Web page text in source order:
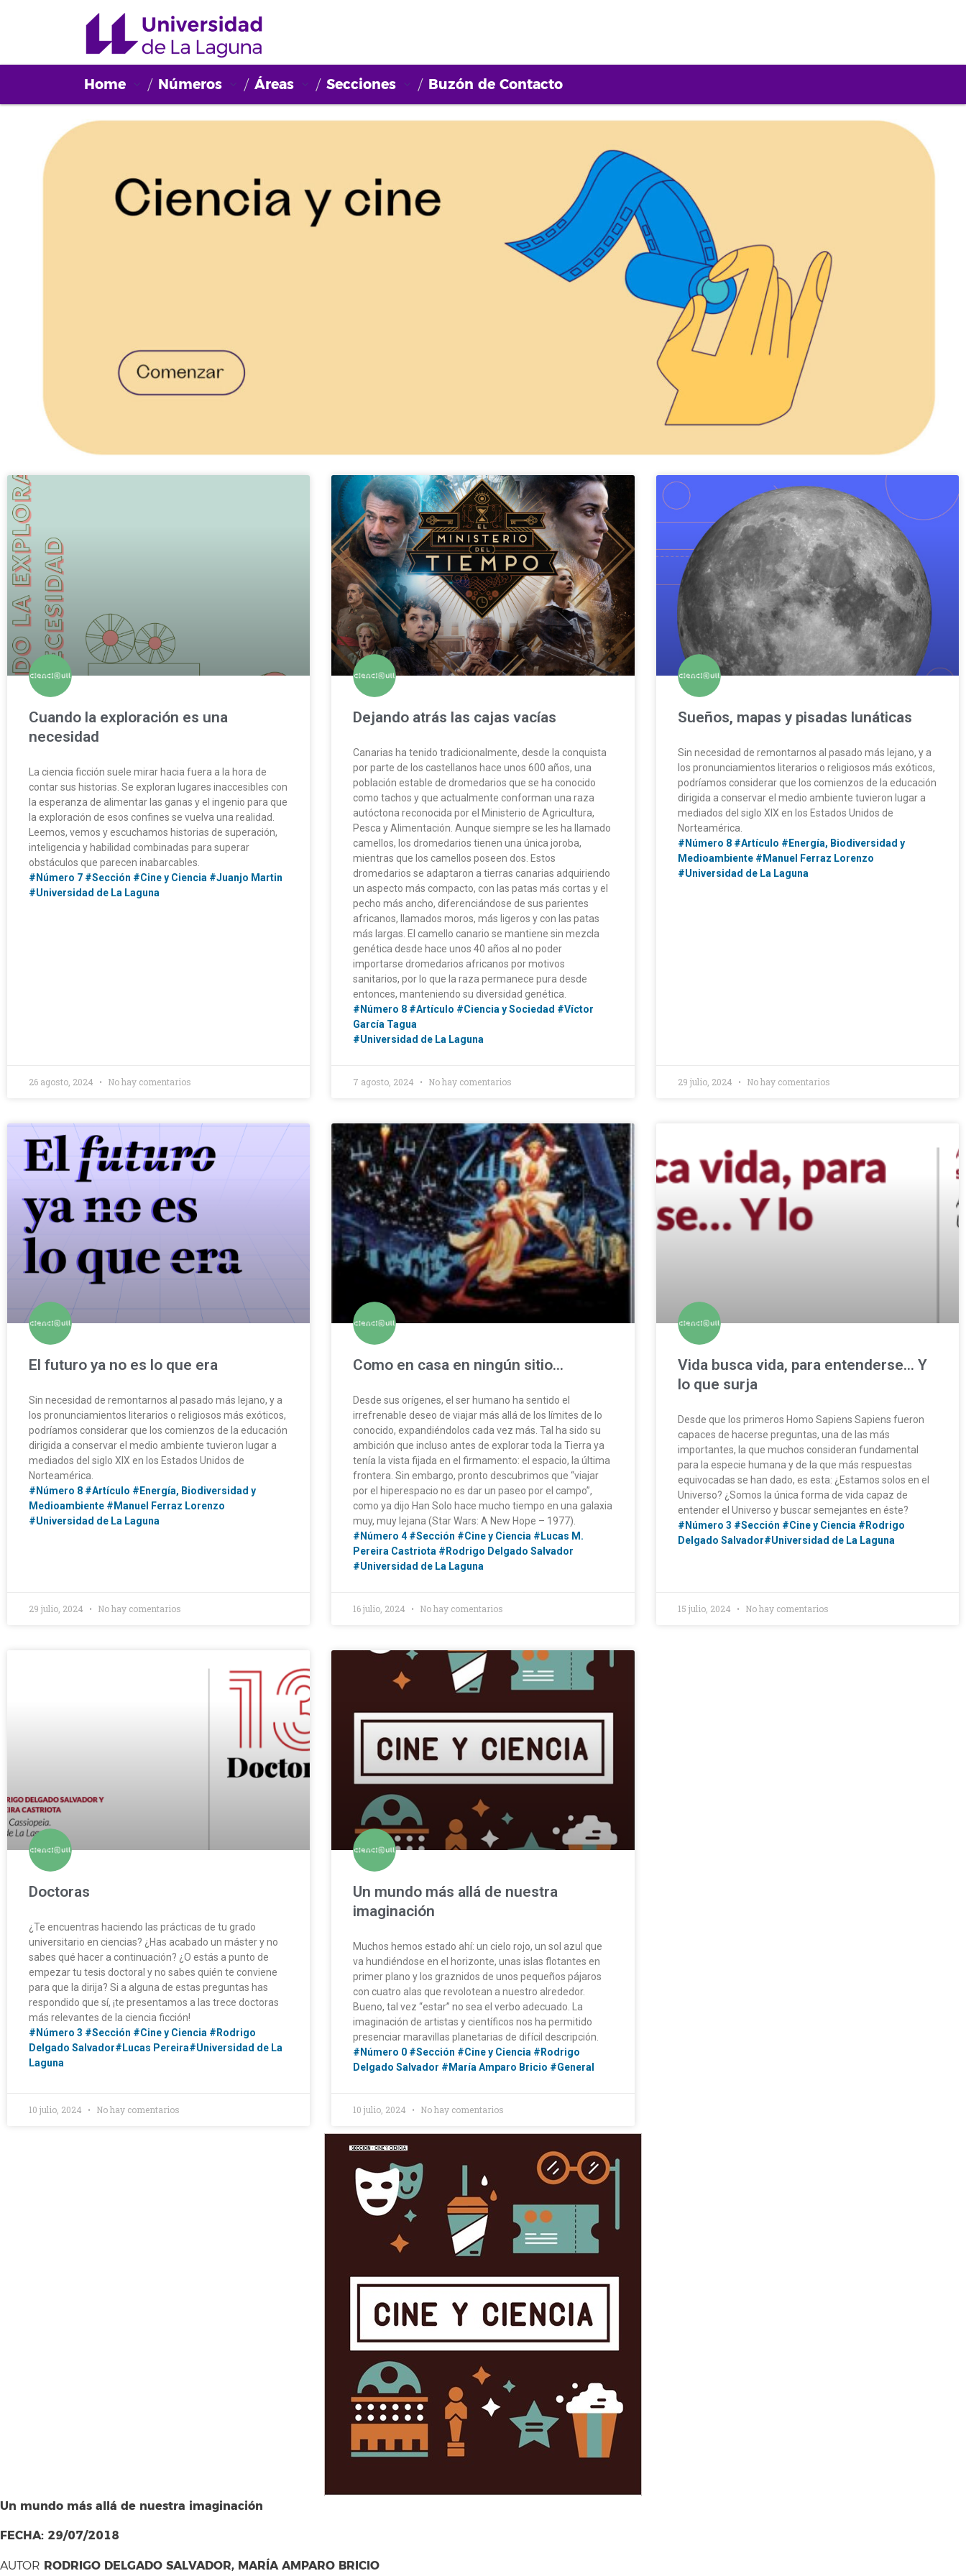
Home Números Áreas Secciones Buzón de Contacto
Cuando la exploración es una
necesidad
La ciencia ficción suele mirar hacia fuera a la hora de
contar sus historias. Se exploran lugares inaccesibles con
la esperanza de alimentar las ganas y el ingenio para que
la exploración de esos confines se vuelva una realidad.
Leemos, vemos y escuchamos historias de superación,
inteligencia y habilidad combinadas para superar
obstáculos que parecen inabarcables.
#Número 7 #Sección #Cine y Ciencia #Juanjo Martin
#Universidad de La Laguna
26 agosto, 2024 No hay comentarios
Dejando atrás las cajas vacías
Canarias ha tenido tradicionalmente, desde la conquista
por parte de los castellanos hace unos 600 años, una
población estable de dromedarios que se ha conocido
como tachos y que actualmente conforman una raza
autóctona reconocida por el Ministerio de Agricultura,
Pesca y Alimentación. Aunque siempre se les ha llamado
camellos, los dromedarios tienen una única joroba,
mientras que los camellos poseen dos. Estos
dromedarios se adaptaron a tierras canarias adquiriendo
un aspecto más compacto, con las patas más cortas y el
pecho más ancho, diferenciándose de sus parientes
africanos, llamados moros, más ligeros y con las patas
más largas. El camello canario se mantiene sin mezcla
genética desde hace unos 40 años al no poder
importarse dromedarios africanos por motivos
sanitarios, por lo que la raza permanece pura desde
entonces, manteniendo su diversidad genética.
#Número 8 #Artículo #Ciencia y Sociedad #Víctor
García Tagua
#Universidad de La Laguna
7 agosto, 2024 No hay comentarios
Sueños, mapas y pisadas lunáticas
Sin necesidad de remontarnos al pasado más lejano, y a
los pronunciamientos literarios o religiosos más exóticos,
podríamos considerar que los comienzos de la educación
dirigida a conservar el medio ambiente tuvieron lugar a
mediados del siglo XIX en los Estados Unidos de
Norteamérica.
#Número 8#Artículo #Energía, Biodiversidad y
Medioambiente #Manuel Ferraz Lorenzo
#Universidad de La Laguna
29 julio, 2024 No hay comentarios
El futuro ya no es lo que era
Sin necesidad de remontarnos al pasado más lejano, y a
los pronunciamientos literarios o religiosos más exóticos,
podríamos considerar que los comienzos de la educación
dirigida a conservar el medio ambiente tuvieron lugar a
mediados del siglo XIX en los Estados Unidos de
Norteamérica.
#Número 8 #Artículo #Energía, Biodiversidad y
Medioambiente #Manuel Ferraz Lorenzo
#Universidad de La Laguna
29 julio, 2024 No hay comentarios
Como en casa en ningún sitio…
Desde sus orígenes, el ser humano ha sentido el
irrefrenable deseo de viajar más allá de los límites de lo
conocido, expandiéndolos cada vez más. Tal ha sido su
ambición que incluso antes de explorar toda la Tierra ya
tenía la vista fijada en el firmamento: el espacio, la última
frontera. Sin embargo, pronto descubrimos que “viajar
por el hiperespacio no es dar un paseo por el campo”,
como ya dijo Han Solo hace mucho tiempo en una galaxia
muy, muy lejana (Star Wars: A New Hope – 1977).
#Número 4 #Sección #Cine y Ciencia #Lucas M.
Pereira Castriota #Rodrigo Delgado Salvador
#Universidad de La Laguna
16 julio, 2024 No hay comentarios
Vida busca vida, para entenderse… Y
lo que surja
Desde que los primeros Homo Sapiens Sapiens fueron
capaces de hacerse preguntas, una de las más
importantes, la que muchos consideran fundamental
para la especie humana y de la que más respuestas
equivocadas se han dado, es esta: ¿Estamos solos en el
Universo? ¿Somos la única forma de vida capaz de
entender el Universo y buscar semejantes en éste?
#Número 3 #Sección #Cine y Ciencia #Rodrigo
Delgado Salvador#Universidad de La Laguna
15 julio, 2024 No hay comentarios
Doctoras
¿Te encuentras haciendo las prácticas de tu grado
universitario en ciencias? ¿Has acabado un máster y no
sabes qué hacer a continuación? ¿O estás a punto de
empezar tu tesis doctoral y no sabes quién te conviene
para que la dirija? Si a alguna de estas preguntas has
respondido que sí, ¡te presentamos a las trece doctoras
más relevantes de la ciencia ficción!
#Número 3 #Sección #Cine y Ciencia #Rodrigo
Delgado Salvador#Lucas Pereira#Universidad de La
Laguna
10 julio, 2024 No hay comentarios
Un mundo más allá de nuestra
imaginación
Muchos hemos estado ahí: un cielo rojo, un sol azul que
va hundiéndose en el horizonte, unas islas flotantes en
primer plano y los graznidos de unos pequeños pájaros
con cuatro alas que revolotean a nuestro alrededor.
Bueno, tal vez “estar” no sea el verbo adecuado. La
imaginación de artistas y científicos nos ha permitido
presenciar maravillas planetarias de difícil descripción.
#Número 0 #Sección #Cine y Ciencia #Rodrigo
Delgado Salvador #María Amparo Bricio #General
10 julio, 2024 No hay comentarios
Un mundo más allá de nuestra imaginación
FECHA: 29/07/2018
AUTOR RODRIGO DELGADO SALVADOR, MARÍA AMPARO BRICIO